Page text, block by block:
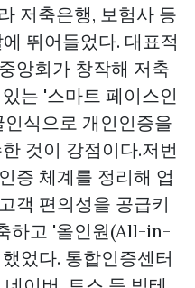
저축은행, 보험사 등
뛰어들었다. 대표적
앙회가 창작해 저축
는 '스마트 페이스인
식으로 개인인증을
것이 강점이다.저번
증 체계를 정리해 업
객 편의성을 공급키
하고 '올인원(All-in-
었다. 통합인증센터